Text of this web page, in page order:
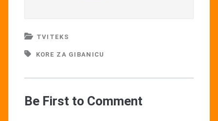
TVITEKS
KORE ZA GIBANICU
Be First to Comment